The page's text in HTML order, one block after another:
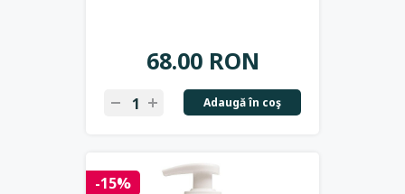
68.00 RON
Adaugă în coş
-15%